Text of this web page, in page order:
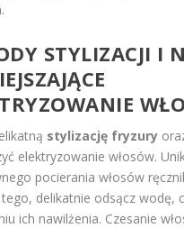
STYLIZACJI I
stylizację fryzury
elektryzowanie włosów.
pocierania włosów
delikatnie odsącz wodę,
ich nawilżenia. Czesanie